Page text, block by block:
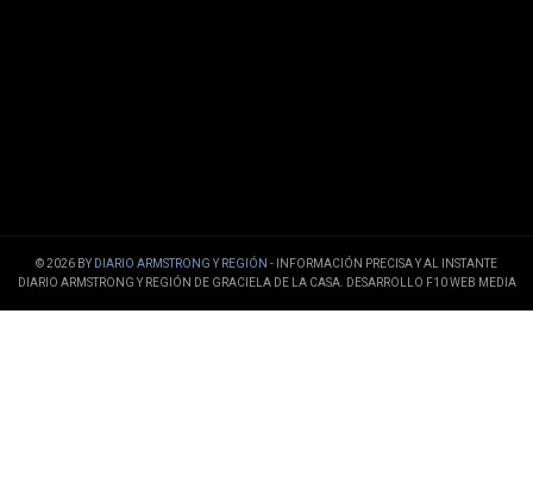
© 2026 BY DIARIO ARMSTRONG Y REGIÓN - INFORMACIÓN PRECISA Y AL INSTANTE
DIARIO ARMSTRONG Y REGIÓN DE GRACIELA DE LA CASA. DESARROLLO F10 WEB MEDIA